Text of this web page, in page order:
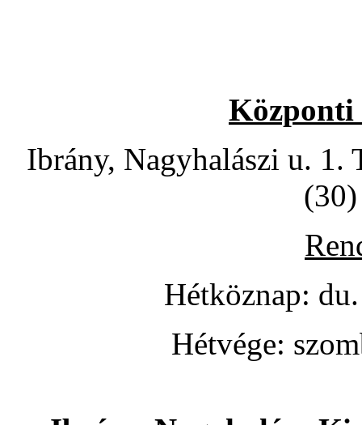
Központi
Ibrány, Nagyhalászi u.
Hétköznap:
Hétvége: